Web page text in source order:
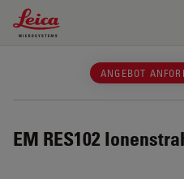
Leica Microsystems Logo
ANGEBOT
EM RES102